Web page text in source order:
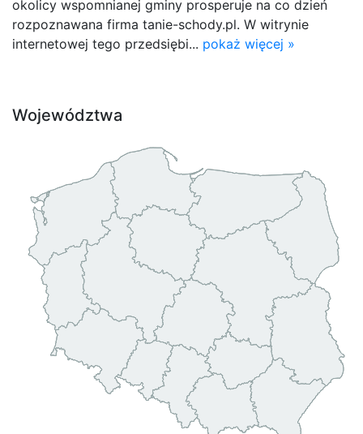
okolicy wspomnianej gminy prosperuje na co dzień
rozpoznawana firma tanie-schody.pl. W witrynie
internetowej tego przedsiębi... pokaż więcej »
Województwa